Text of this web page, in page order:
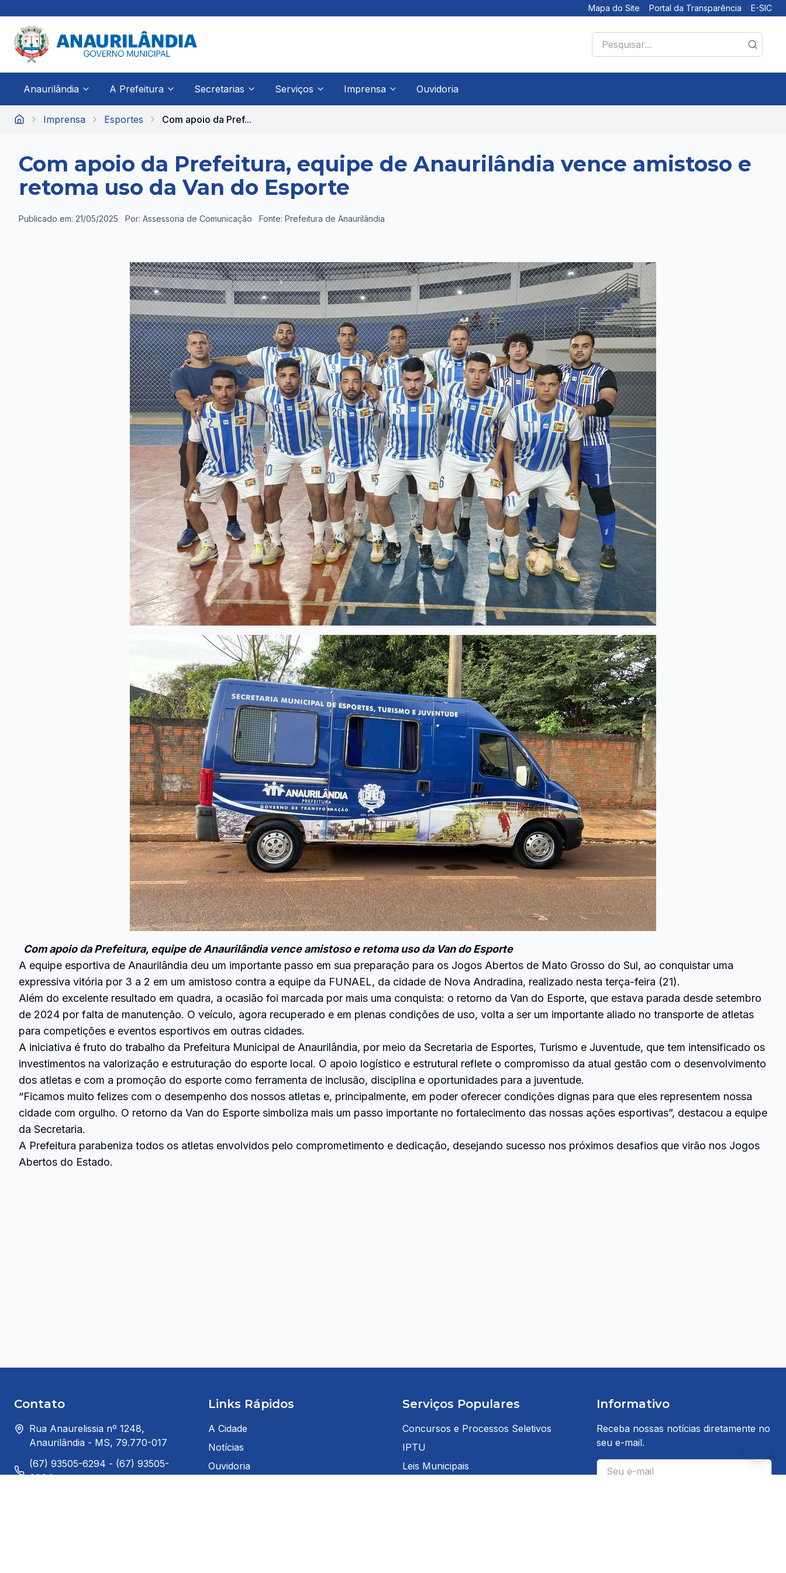
Mapa do Site Portal da Transparência E-SIC
Anaurilândia A Prefeitura Secretarias Serviços Imprensa Ouvidoria
Início
Imprensa Esportes Com apoio da Pref...
Com apoio da Prefeitura, equipe de Anaurilândia vence amistoso e
retoma uso da Van do Esporte
Publicado em: 21/05/2025 Por: Assessoria de Comunicação Fonte: Prefeitura de Anaurilândia
Com apoio da Prefeitura, equipe de Anaurilândia vence amistoso e retoma uso da Van do Esporte
A equipe esportiva de Anaurilândia deu um importante passo em sua preparação para os Jogos Abertos de Mato Grosso do Sul, ao conquistar uma
expressiva vitória por 3 a 2 em um amistoso contra a equipe da FUNAEL, da cidade de Nova Andradina, realizado nesta terça-feira (21).
Além do excelente resultado em quadra, a ocasião foi marcada por mais uma conquista: o retorno da Van do Esporte, que estava parada desde setembro
de 2024 por falta de manutenção. O veículo, agora recuperado e em plenas condições de uso, volta a ser um importante aliado no transporte de atletas
para competições e eventos esportivos em outras cidades.
A iniciativa é fruto do trabalho da Prefeitura Municipal de Anaurilândia, por meio da Secretaria de Esportes, Turismo e Juventude, que tem intensificado os
investimentos na valorização e estruturação do esporte local. O apoio logístico e estrutural reflete o compromisso da atual gestão com o desenvolvimento
dos atletas e com a promoção do esporte como ferramenta de inclusão, disciplina e oportunidades para a juventude.
“Ficamos muito felizes com o desempenho dos nossos atletas e, principalmente, em poder oferecer condições dignas para que eles representem nossa
cidade com orgulho. O retorno da Van do Esporte simboliza mais um passo importante no fortalecimento das nossas ações esportivas”, destacou a equipe
da Secretaria.
A Prefeitura parabeniza todos os atletas envolvidos pelo comprometimento e dedicação, desejando sucesso nos próximos desafios que virão nos Jogos
Abertos do Estado.
Contato
Rua Anaurelissia nº 1248,
Anaurilândia - MS, 79.770-017
(67) 93505-6294 - (67) 93505-
6904
Links Rápidos
A Cidade
Notícias
Ouvidoria
Serviços Populares
Concursos e Processos Seletivos
IPTU
Leis Municipais
Informativo
Receba nossas notícias diretamente no
seu e-mail.
E-mail